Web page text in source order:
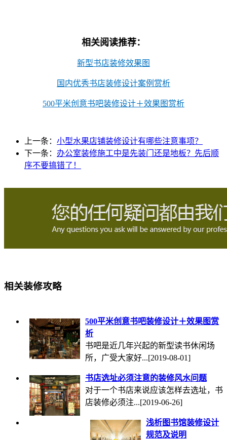
相关阅读推荐：
新型书店装修效果图
国内优秀书店装修设计案例赏析
500平米创意书吧装修设计＋效果图赏析
上一条： 小型水果店铺装修设计有哪些注意事项？
下一条： 办公室装修施工中是先装门还是地板？先后顺
序不要搞错了！
相关装修攻略
500平米创意书吧装修设计＋效果图赏
析
书吧是近几年兴起的新型读书休闲场
所，广受大家好...[2019-08-01]
书店选址必须注意的装修风水问题
对于一个书店来说应该怎样去选址，书
店装修必须注...[2019-06-26]
浅析图书馆装修设计
规范及说明